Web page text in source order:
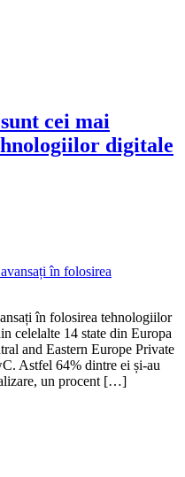
cei mai
digitale
în folosirea tehnologiilor
celelalte 14 state din Europa
and Eastern Europe Private
Astfel 64% dintre ei și-au
un procent […]